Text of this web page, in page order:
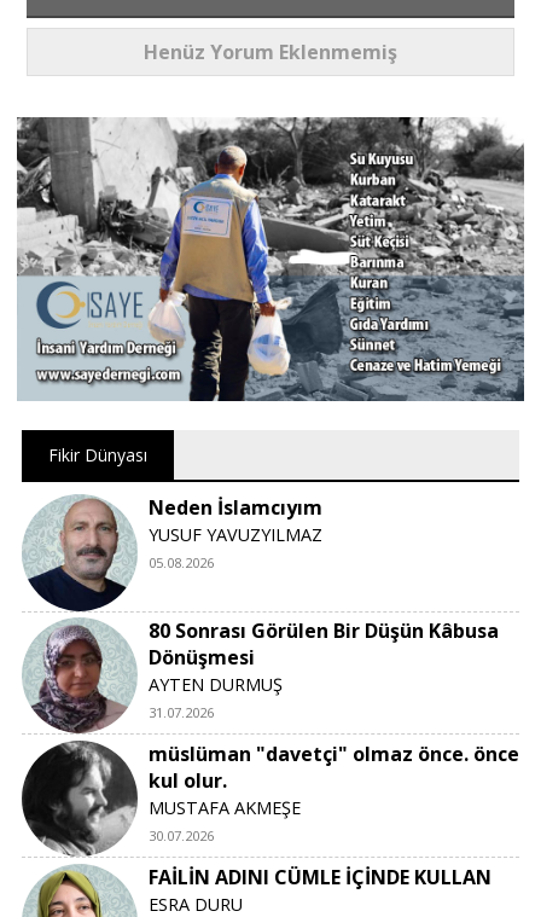
Henüz Yorum Eklenmemiş
Fikir Dünyası
Neden İslamcıyım
YUSUF YAVUZYILMAZ
05.08.2026
80 Sonrası Görülen Bir Düşün Kâbusa
Dönüşmesi
AYTEN DURMUŞ
31.07.2026
müslüman "davetçi" olmaz önce. önce
kul olur.
MUSTAFA AKMEŞE
30.07.2026
FAİLİN ADINI CÜMLE İÇİNDE KULLAN
ESRA DURU